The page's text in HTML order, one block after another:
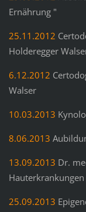
Ernährung "
25.11.2012
Holderegger
6.12.2012
Walser
10.03.2013
8.06.2013
13.09.2013 Dr.
Hauterkrankungen
25.09.2013